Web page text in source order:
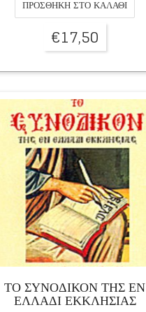
ΠΡΟΣΘΉΚΗ ΣΤΟ ΚΑΛΆΘΙ
€17,50
ΤΟ ΣΥΝΟΔΙΚΟΝ ΤΗΣ ΕΝ
ΕΛΛΑΔΙ ΕΚΚΛΗΣΙΑΣ